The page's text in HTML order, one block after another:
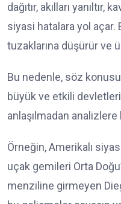
dağıtır, akılları
siyasi hatalara yol açar.
tuzaklarına düşürür ve
Bu nedenle, söz
büyük ve etkili
anlaşılmadan
Örneğin, Amerikalı
uçak gemileri Orta
menziline girmeyen